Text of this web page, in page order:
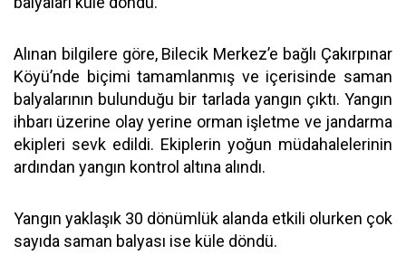
Alınan bilgilere göre, Bilecik Merkez’e bağlı Çakırpınar
Köyü’nde biçimi tamamlanmış ve içerisinde saman
balyalarının bulunduğu bir tarlada yangın çıktı. Yangın
ihbarı üzerine olay yerine orman işletme ve jandarma
ekipleri sevk edildi. Ekiplerin yoğun müdahalelerinin
ardından yangın kontrol altına alındı.
Yangın yaklaşık 30 dönümlük alanda etkili olurken çok
sayıda saman balyası ise küle döndü.